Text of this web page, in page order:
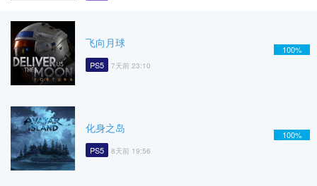
飞向月球
PS5 7天前 23:10
100%
化身之岛
PS5 8天前 19:56
100%